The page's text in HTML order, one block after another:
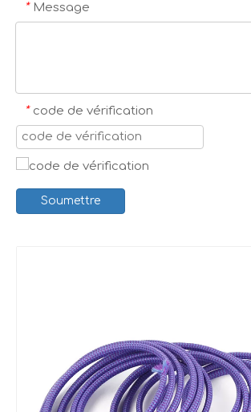
* Message
* code de vérification
Soumettre